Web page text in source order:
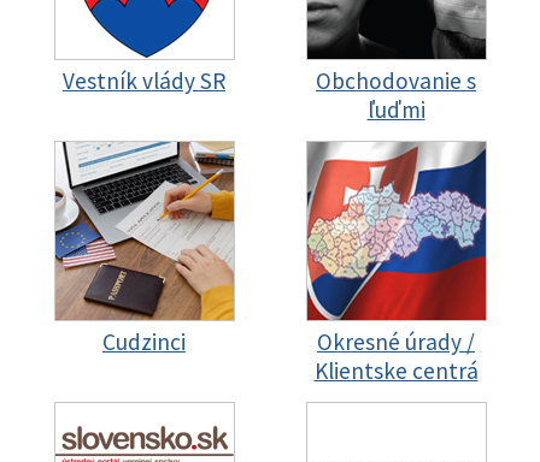
Vestník vlády SR
Obchodovanie s
ľuďmi
Cudzinci
Okresné úrady /
Klientske centrá